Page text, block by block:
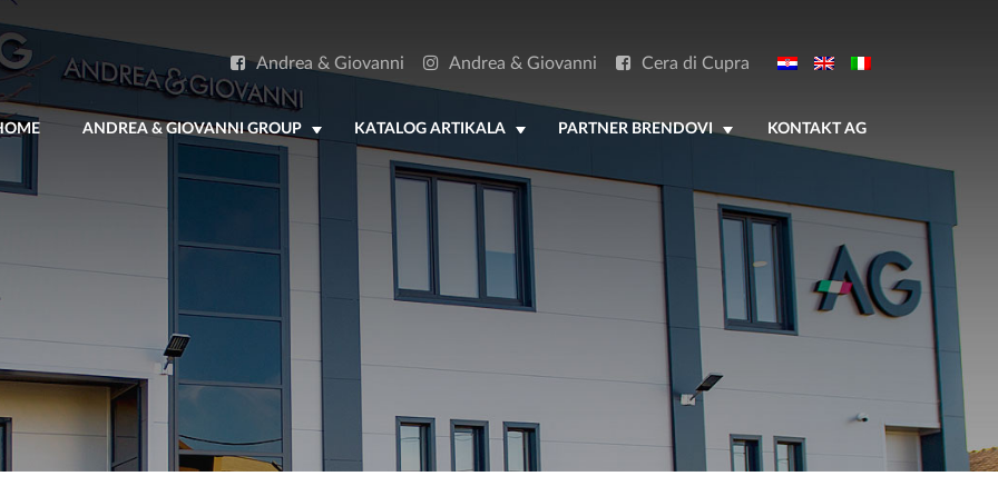
Andrea & Giovanni Andrea & Giovanni Cera di Cupra
ANDREA & GIOVANNI GROUP KATALOG ARTIKALA PARTNER BRENDOVI KONTAKT AG